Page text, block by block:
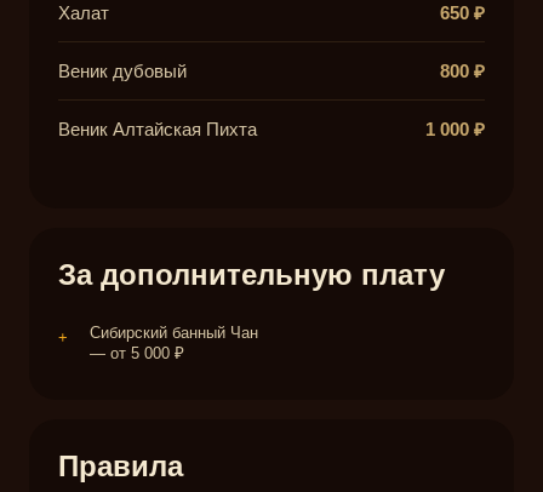
Халат 650 ₽
Веник дубовый 800 ₽
Веник Алтайская Пихта 1 000 ₽
За дополнительную плату
+
Сибирский банный Чан
— от 5 000 ₽
Правила